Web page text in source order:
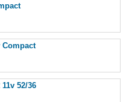
Compact
52/36